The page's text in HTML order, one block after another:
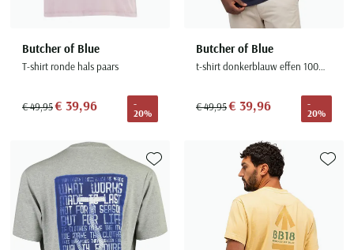
Butcher of Blue
T-shirt ronde hals paars
€ 49,95€ 39,96
-
20%
Butcher of Blue
t-shirt donkerblauw effen 100% katoen
€ 49,95€ 39,96
-
20%
Toevoegen aan favorieten